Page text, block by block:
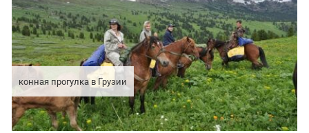
конная прогулка в Грузии